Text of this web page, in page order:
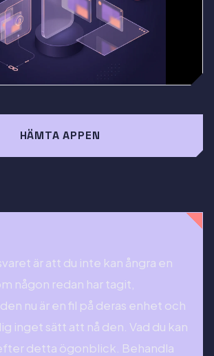
HÄMTA APPEN
är att du inte kan ångra en
någon redan har tagit,
nu är en fil på deras enhet och
inget sätt att nå den. Vad du kan
detta ögonblick. Behandla